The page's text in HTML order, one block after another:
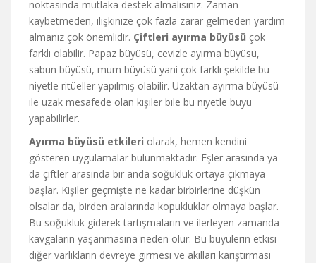
noktasında mutlaka destek almalısınız. Zaman
kaybetmeden, ilişkinize çok fazla zarar gelmeden yardım
almanız çok önemlidir. Çiftleri ayırma büyüsü çok
farklı olabilir. Papaz büyüsü, cevizle ayırma büyüsü,
sabun büyüsü, mum büyüsü yani çok farklı şekilde bu
niyetle ritüeller yapılmış olabilir. Uzaktan ayırma büyüsü
ile uzak mesafede olan kişiler bile bu niyetle büyü
yapabilirler.
Ayırma büyüsü etkileri olarak, hemen kendini
gösteren uygulamalar bulunmaktadır. Eşler arasında ya
da çiftler arasında bir anda soğukluk ortaya çıkmaya
başlar. Kişiler geçmişte ne kadar birbirlerine düşkün
olsalar da, birden aralarında kopukluklar olmaya başlar.
Bu soğukluk giderek tartışmaların ve ilerleyen zamanda
kavgaların yaşanmasına neden olur. Bu büyülerin etkisi
diğer varlıkların devreye girmesi ve akılları karıştırması